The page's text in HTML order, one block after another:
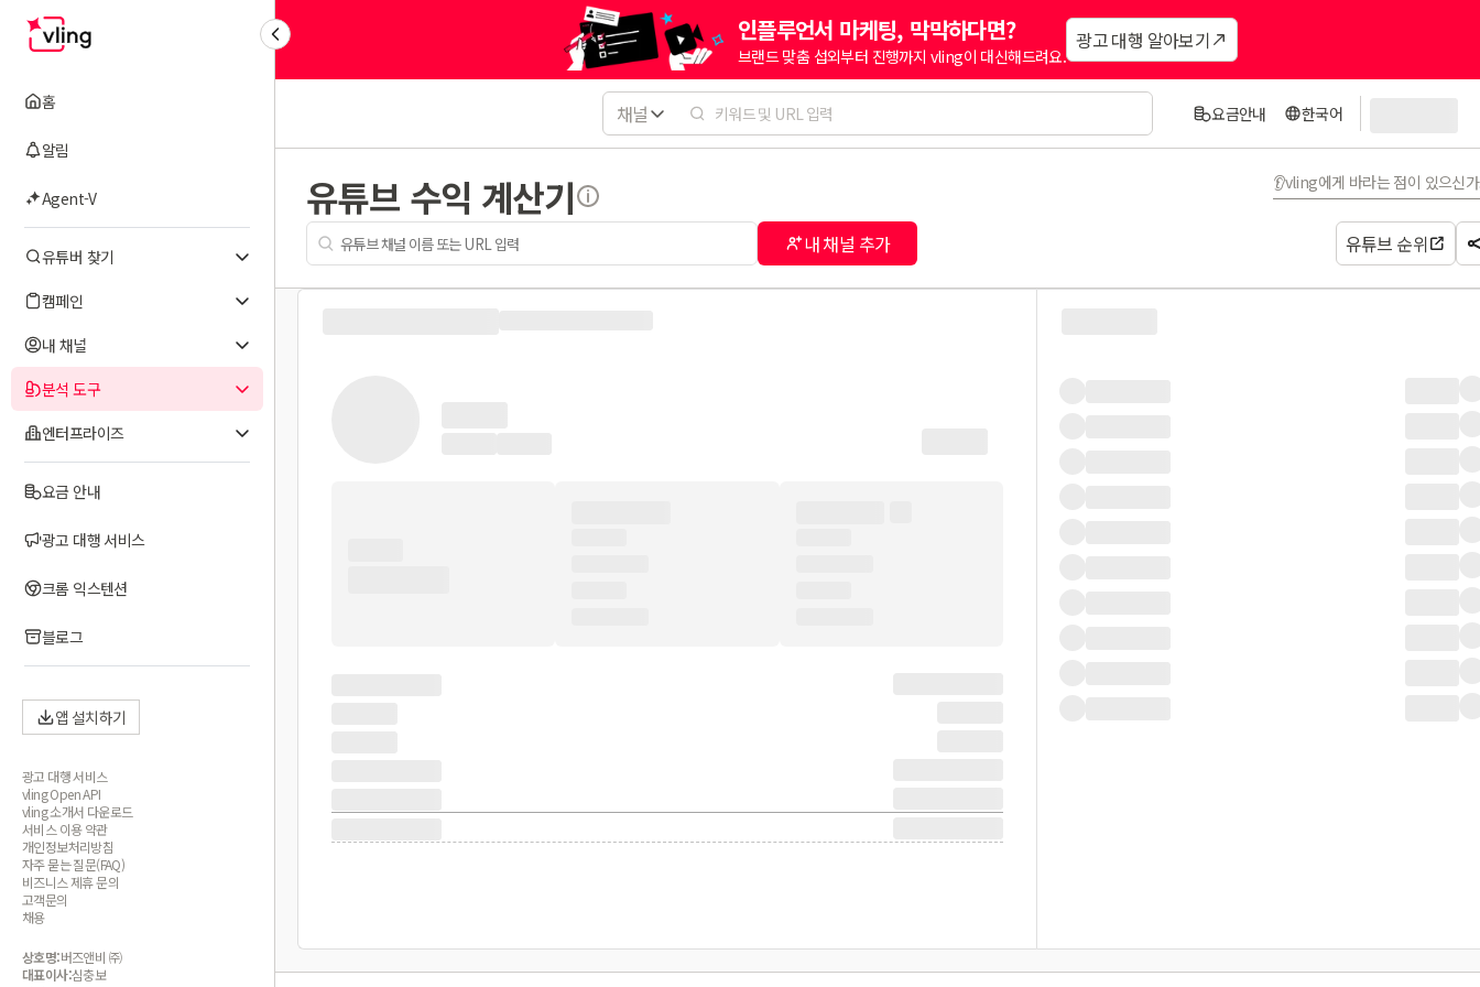
홈
알림
Agent-V
유튜버 찾기
캠페인
내 채널
분석 도구
엔터프라이즈
요금 안내
광고 대행 서비스
크롬 익스텐션
블로그
앱 설치하기
광고 대행 서비스
vling Open API
vling 소개서 다운로드
서비스 이용 약관
개인정보처리방침
자주 묻는 질문(FAQ)
비즈니스 제휴 문의
고객문의
채용
상호명:버즈앤비 ㈜
대표이사:심충보
인플루언서 마케팅, 막막하다면?
브랜드 맞춤 섭외부터 진행까지 vling이 대신해드려요.
광고 대행 알아보기
채널 요금안내 한국어
유튜브 수익 계산기 👂vling에게 바라는 점이 있으신
내 채널 추가 유튜브 순위